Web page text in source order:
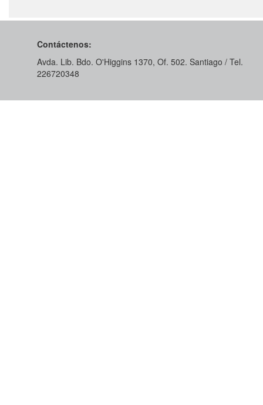
Contáctenos:
Avda. Lib. Bdo. O'Higgins 1370, Of. 502. Santiago / Tel.
226720348